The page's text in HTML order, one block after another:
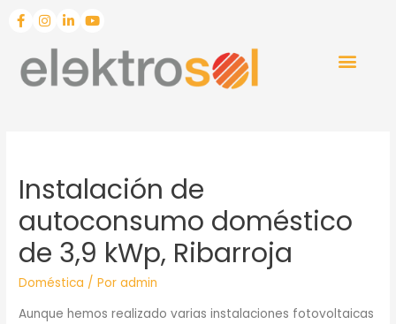
Instalación de
autoconsumo doméstico
de 3,9 kWp, Ribarroja
Doméstica / Poradmin
Aunque hemos realizado varias instalaciones fotovoltaicas